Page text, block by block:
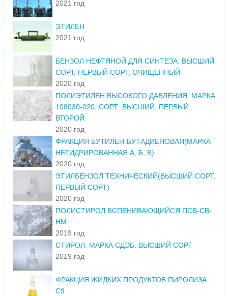
2021 год
ЭТИЛЕН
2021 год
БЕНЗОЛ НЕФТЯНОЙ ДЛЯ СИНТЕЗА. ВЫСШИЙ
СОРТ, ПЕРВЫЙ СОРТ, ОЧИЩЕННЫЙ
2020 год
ПОЛИЭТИЛЕН ВЫСОКОГО ДАВЛЕНИЯ. МАРКА
108030-020. СОРТ: ВЫСШИЙ, ПЕРВЫЙ,
ВТОРОЙ
2020 год
ФРАКЦИЯ БУТИЛЕН-БУТАДИЕНОВАЯ(МАРКА
НЕГИДРИРОВАННАЯ А, Б, В)
2020 год
ЭТИЛБЕНЗОЛ ТЕХНИЧЕСКИЙ(ВЫСШИЙ СОРТ,
ПЕРВЫЙ СОРТ)
2020 год
ПОЛИСТИРОЛ ВСПЕНИВАЮЩИЙСЯ ПСВ-СВ-
НМ
2019 год
СТИРОЛ. МАРКА СДЭБ. ВЫСШИЙ СОРТ
2019 год
ФРАКЦИЯ ЖИДКИХ ПРОДУКТОВ ПИРОЛИЗА
С9